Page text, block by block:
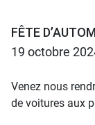
FÊTE
19 octobre
Venez nous
de voitures aux